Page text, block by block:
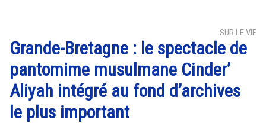
SUR LE VIF
Grande-Bretagne : le spectacle de
pantomime musulmane Cinder’
Aliyah intégré au fond d’archives
le plus important